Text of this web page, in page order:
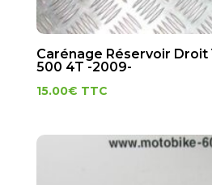
Carénage Réservoir Droit
500 4T -2009-
15.00€ TTC